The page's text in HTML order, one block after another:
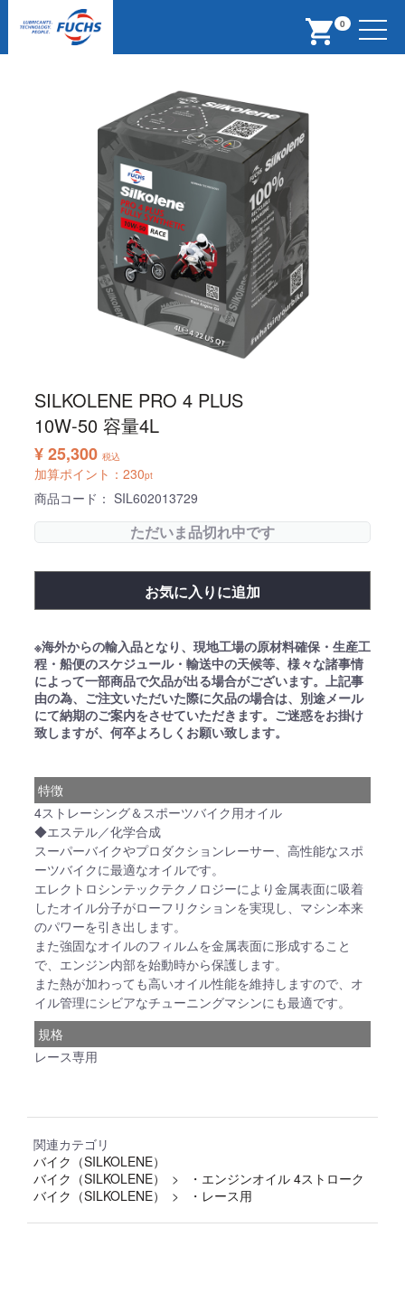
0 Menu
SILKOLENE PRO 4 PLUS
10W-50 容量4L
¥ 25,300 税込
加算ポイント： 230pt
商品コード： SIL602013729
ただいま品切れ中です
お気に入りに追加
※海外からの輸入品となり、現地工場の原材料確保・生産工
程・船便のスケジュール・輸送中の天候等、様々な諸事情
によって一部商品で欠品が出る場合がございます。上記事
由の為、ご注文いただいた際に欠品の場合は、別途メール
にて納期のご案内をさせていただきます。ご迷惑をお掛け
致しますが、何卒よろしくお願い致します。
特徴
4ストレーシング＆スポーツバイク用オイル
◆エステル／化学合成
スーパーバイクやプロダクションレーサー、高性能なスポ
ーツバイクに最適なオイルです。
エレクトロシンテックテクノロジーにより金属表面に吸着
したオイル分子がローフリクションを実現し、マシン本来
のパワーを引き出します。
また強固なオイルのフィルムを金属表面に形成すること
で、エンジン内部を始動時から保護します。
また熱が加わっても高いオイル性能を維持しますので、オ
イル管理にシビアなチューニングマシンにも最適です。
規格
レース専用
関連カテゴリ
バイク（SILKOLENE）
バイク（SILKOLENE）
・エンジンオイル 4ストローク
バイク（SILKOLENE）
・レース用